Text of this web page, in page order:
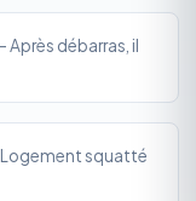
Après débarras, il
squatté